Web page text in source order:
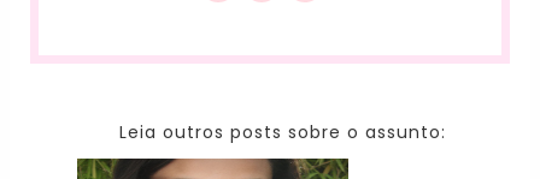
Leia outros posts sobre o assunto: